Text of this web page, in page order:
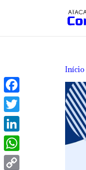
Início
Facebook
Twitter
LinkedIn
WhatsApp